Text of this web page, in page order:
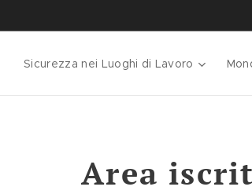
Sicurezza nei Luoghi di Lavoro
Area